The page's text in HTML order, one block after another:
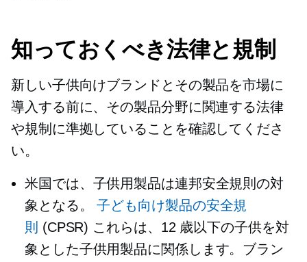
知っておくべき法律と規制
新しい子供向けブランドとその製品を市場に
導入する前に、その製品分野に関連する法律
や規制に準拠していることを確認してくださ
い。
米国では、子供用製品は連邦安全規則の対
象となる。子ども向け製品の安全規
則 (CPSR) これらは、12 歳以下の子供を対
象とした子供用製品に関係します。ブラン